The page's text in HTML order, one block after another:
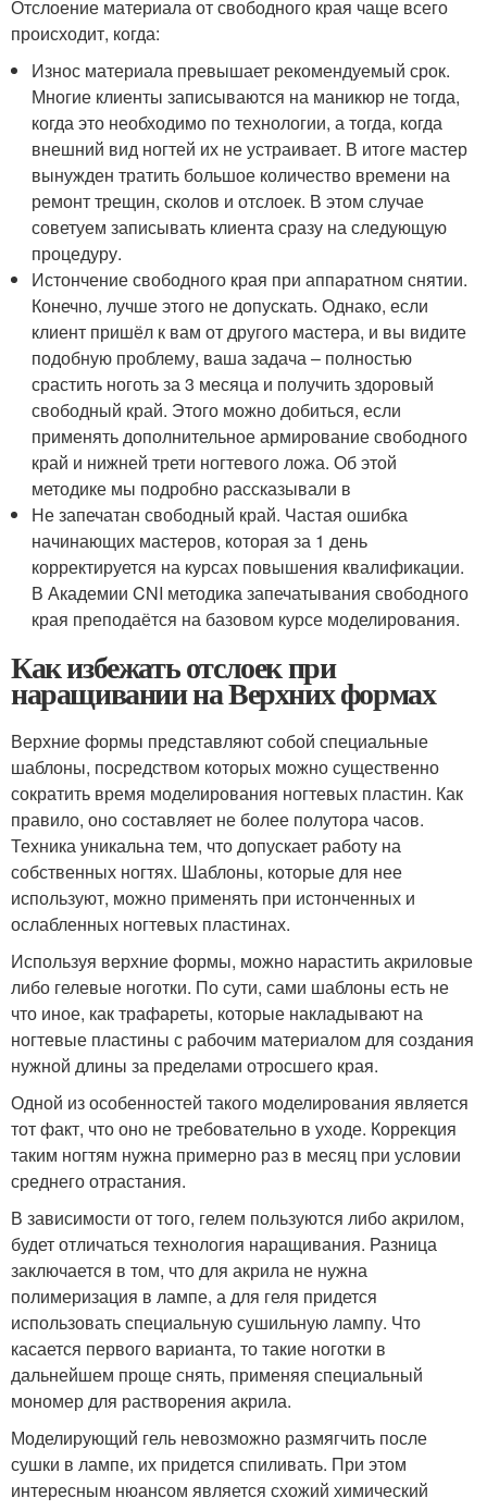
Отслоение материала от свободного края чаще всего
происходит, когда:
Износ материала превышает рекомендуемый срок.
Многие клиенты записываются на маникюр не тогда,
когда это необходимо по технологии, а тогда, когда
внешний вид ногтей их не устраивает. В итоге мастер
вынужден тратить большое количество времени на
ремонт трещин, сколов и отслоек. В этом случае
советуем записывать клиента сразу на следующую
процедуру.
Истончение свободного края при аппаратном снятии.
Конечно, лучше этого не допускать. Однако, если
клиент пришёл к вам от другого мастера, и вы видите
подобную проблему, ваша задача – полностью
срастить ноготь за 3 месяца и получить здоровый
свободный край. Этого можно добиться, если
применять дополнительное армирование свободного
край и нижней трети ногтевого ложа. Об этой
методике мы подробно рассказывали в
Не запечатан свободный край. Частая ошибка
начинающих мастеров, которая за 1 день
корректируется на курсах повышения квалификации.
В Академии CNI методика запечатывания свободного
края преподаётся на базовом курсе моделирования.
Как избежать отслоек при
наращивании на Верхних формах
Верхние формы представляют собой специальные
шаблоны, посредством которых можно существенно
сократить время моделирования ногтевых пластин. Как
правило, оно составляет не более полутора часов.
Техника уникальна тем, что допускает работу на
собственных ногтях. Шаблоны, которые для нее
используют, можно применять при истонченных и
ослабленных ногтевых пластинах.
Используя верхние формы, можно нарастить акриловые
либо гелевые ноготки. По сути, сами шаблоны есть не
что иное, как трафареты, которые накладывают на
ногтевые пластины с рабочим материалом для создания
нужной длины за пределами отросшего края.
Одной из особенностей такого моделирования является
тот факт, что оно не требовательно в уходе. Коррекция
таким ногтям нужна примерно раз в месяц при условии
среднего отрастания.
В зависимости от того, гелем пользуются либо акрилом,
будет отличаться технология наращивания. Разница
заключается в том, что для акрила не нужна
полимеризация в лампе, а для геля придется
использовать специальную сушильную лампу. Что
касается первого варианта, то такие ноготки в
дальнейшем проще снять, применяя специальный
мономер для растворения акрила.
Моделирующий гель невозможно размягчить после
сушки в лампе, их придется спиливать. При этом
интересным нюансом является схожий химический